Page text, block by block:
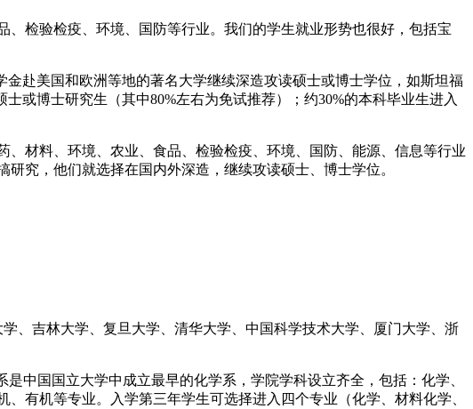
检验检疫、环境、国防等行业。我们的学生就业形势也很好，包括宝
赴美国和欧洲等地的著名大学继续深造攻读硕士或博士学位，如斯坦福
或博士研究生（其中80%左右为免试推荐）；约30%的本科毕业生进入
材料、环境、农业、食品、检验检疫、环境、国防、能源、信息等行业
究，他们就选择在国内外深造，继续攻读硕士、博士学位。
、吉林大学、复旦大学、清华大学、中国科学技术大学、厦门大学、浙
中国国立大学中成立最早的化学系，学院学科设立齐全，包括：化学、
有机等专业。入学第三年学生可选择进入四个专业（化学、材料化学、